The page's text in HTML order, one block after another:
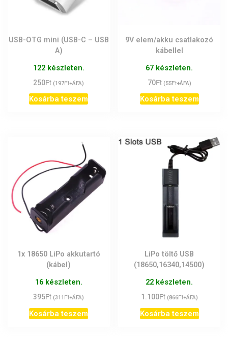
USB-OTG mini (USB-C – USB
A)
122 készleten.
250Ft (197Ft+ÁFA)
Kosárba teszem
9V elem/akku csatlakozó
kábellel
67 készleten.
70Ft (55Ft+ÁFA)
Kosárba teszem
1x 18650 LiPo akkutartó
(kábel)
16 készleten.
395Ft (311 Ft+ÁFA)
Kosárba teszem
LiPo töltő USB
(18650,16340,14500)
22 készleten.
1.100Ft (866Ft+ÁFA)
Kosárba teszem